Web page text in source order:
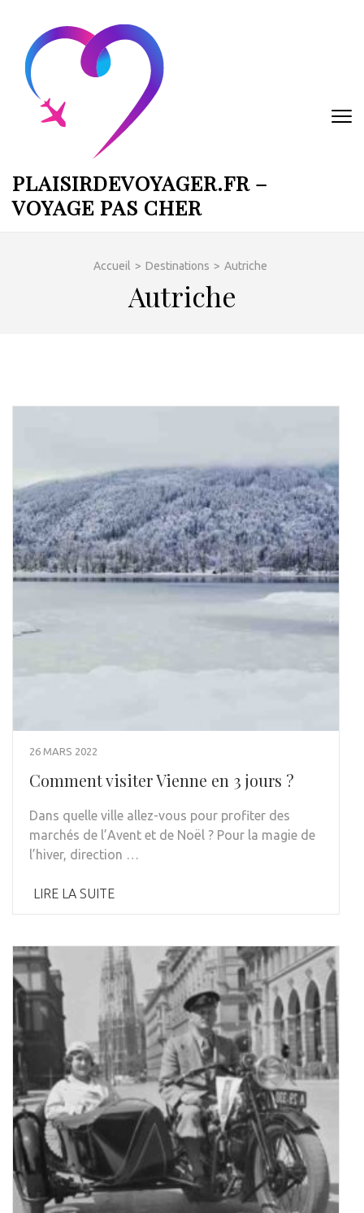
contenu
(Pressez
Entrée)
PLAISIRDEVOYAGER.FR –
VOYAGE PAS CHER
Accueil > Destinations > Autriche
Autriche
26 MARS 2022
Comment visiter Vienne en 3 jours ?
Dans quelle ville allez-vous pour profiter des
marchés de l’Avent et de Noël ? Pour la magie de
l’hiver, direction …
LIRE LA SUITE